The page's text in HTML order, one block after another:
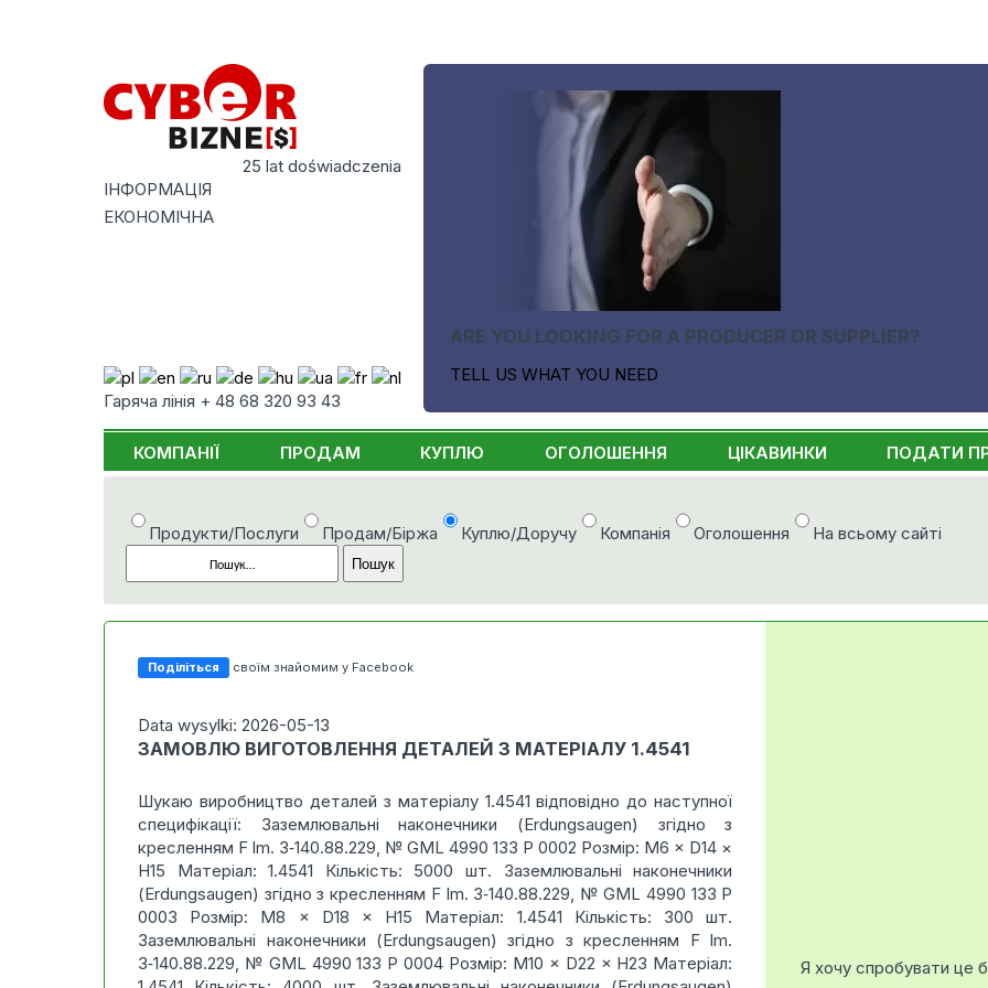
25 lat doświadczenia
ІНФОРМАЦІЯ
ЕКОНОМІЧНА
Гаряча лінія + 48 68 320 93 43
ARE YOU LOOKING FOR A PRODUCER OR SUPPLIER?
TELL US WHAT YOU NEED
КОМПАНІЇ ПРОДАМ КУПЛЮ ОГОЛОШЕННЯ ЦІКАВИНКИ ПОДАТИ
Продукти/Послуги Продам/Біржа Куплю/Доручу Компанія Оголошення На всьому сайті
Поділіться своїм знайомим у Facebook
Data wysylki: 2026-05-13
ЗАМОВЛЮ ВИГОТОВЛЕННЯ ДЕТАЛЕЙ З МАТЕРІАЛУ 1.4541
Шукаю виробництво деталей з матеріалу 1.4541 відповідно до наступної
специфікації: Заземлювальні наконечники (Erdungsaugen) згідно з
кресленням F lm. 3‑140.88.229, № GML 4990 133 P 0002 Розмір: M6 × D14 ×
H15 Матеріал: 1.4541 Кількість: 5000 шт. Заземлювальні наконечники
(Erdungsaugen) згідно з кресленням F lm. 3‑140.88.229, № GML 4990 133 P
0003 Розмір: M8 × D18 × H15 Матеріал: 1.4541 Кількість: 300 шт.
Заземлювальні наконечники (Erdungsaugen) згідно з кресленням F lm.
3‑140.88.229, № GML 4990 133 P 0004 Розмір: M10 × D22 × H23 Матеріал:
Я хочу спробувати це